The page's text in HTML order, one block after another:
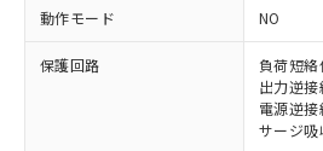
動作モード NO
保護回路
負荷短絡
出力逆接
電源逆接
サージ吸
※1 対応状況
対応済み：EU RoHS指
非含有に対応した製品が提